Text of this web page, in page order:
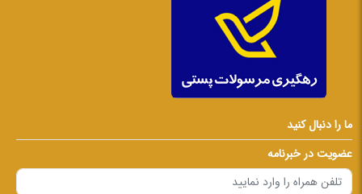
ما را دنبال کنید
عضویت در خبرنامه